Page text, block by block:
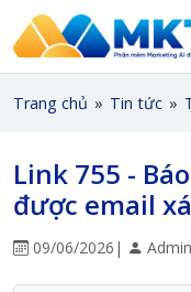
Trang chủ » Tin tức »
Link 755 -
được email
09/06/2026 |